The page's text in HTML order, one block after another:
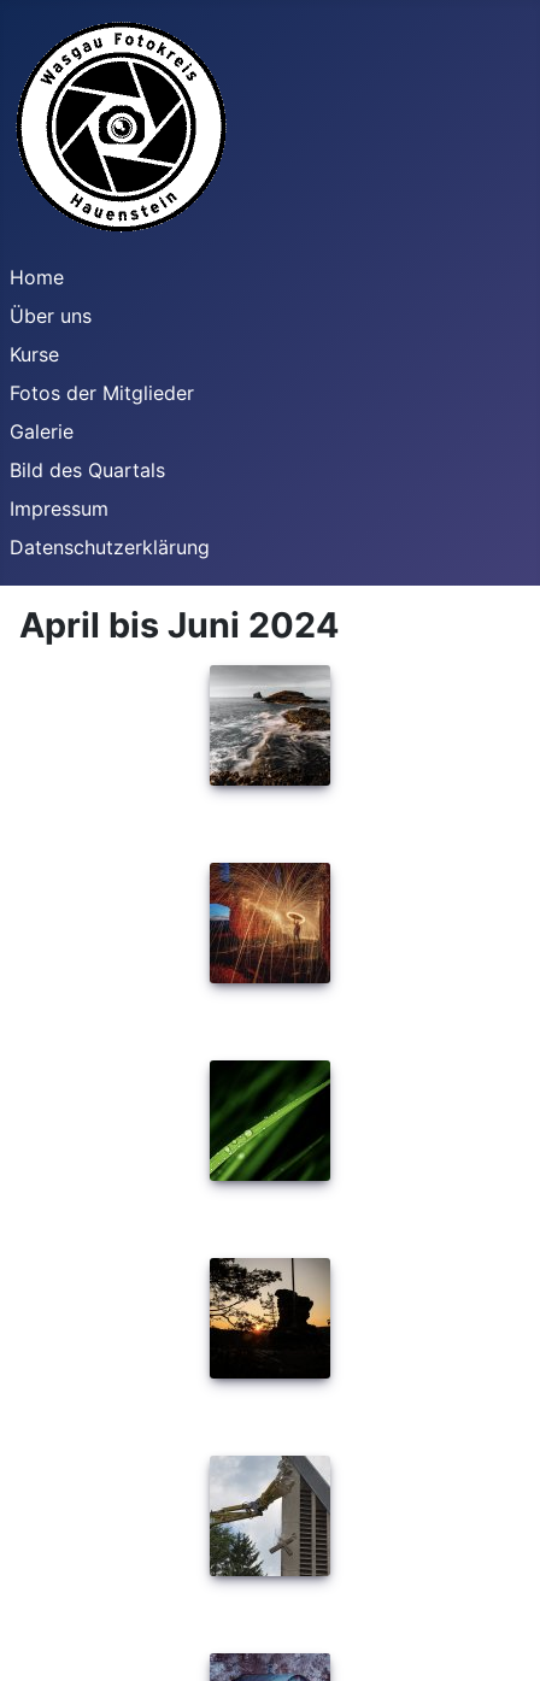
Home
Über uns
Kurse
Fotos der Mitglieder
Galerie
Bild des Quartals
Impressum
Datenschutzerklärung
April bis Juni 2024